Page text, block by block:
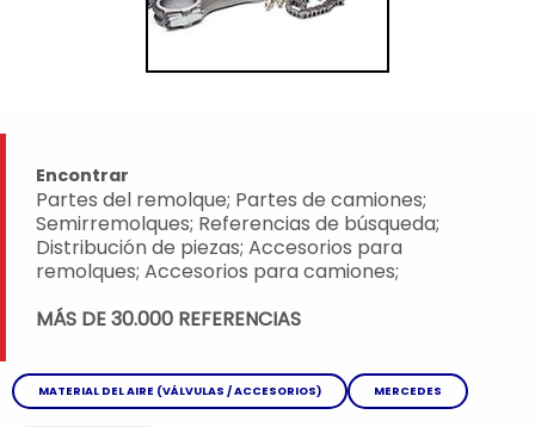
Encontrar
Partes del remolque; Partes de camiones;
Semirremolques; Referencias de búsqueda;
Distribución de piezas; Accesorios para
remolques; Accesorios para camiones;
MÁS DE 30.000 REFERENCIAS
MATERIAL DEL AIRE (VÁLVULAS / ACCESORIOS) MERCEDES